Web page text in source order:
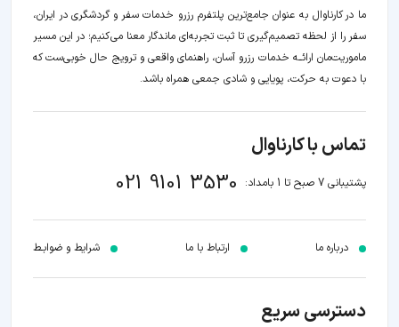
ما در کارناوال به عنوان جامع‌ترین پلتفرم رزرو خدمات سفر و گردشگری در ایران،
سفر را از لحظه‌ تصمیم‌گیری تا ثبت تجربه‌ای ماندگار معنا می‌کنیم؛ در این مسیر‍
ماموریت‌مان اراﺋــﻪ خدمات رزرو آسان، راهنمای واقعی و ترویج حال خوبی‌ست که
با دعوت به حرکت، پویایی و شادی جمعی همراه باشد.
تماس با کارناوال
پشتیبانی 7 صبح تا 1 بامداد: 021 9101 3530
درباره ما ارتباط با ما شرایط و ضوابـط
دسترسی سریع